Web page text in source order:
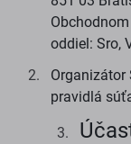
oddiel: Sro,
Organizátor
pravidlá